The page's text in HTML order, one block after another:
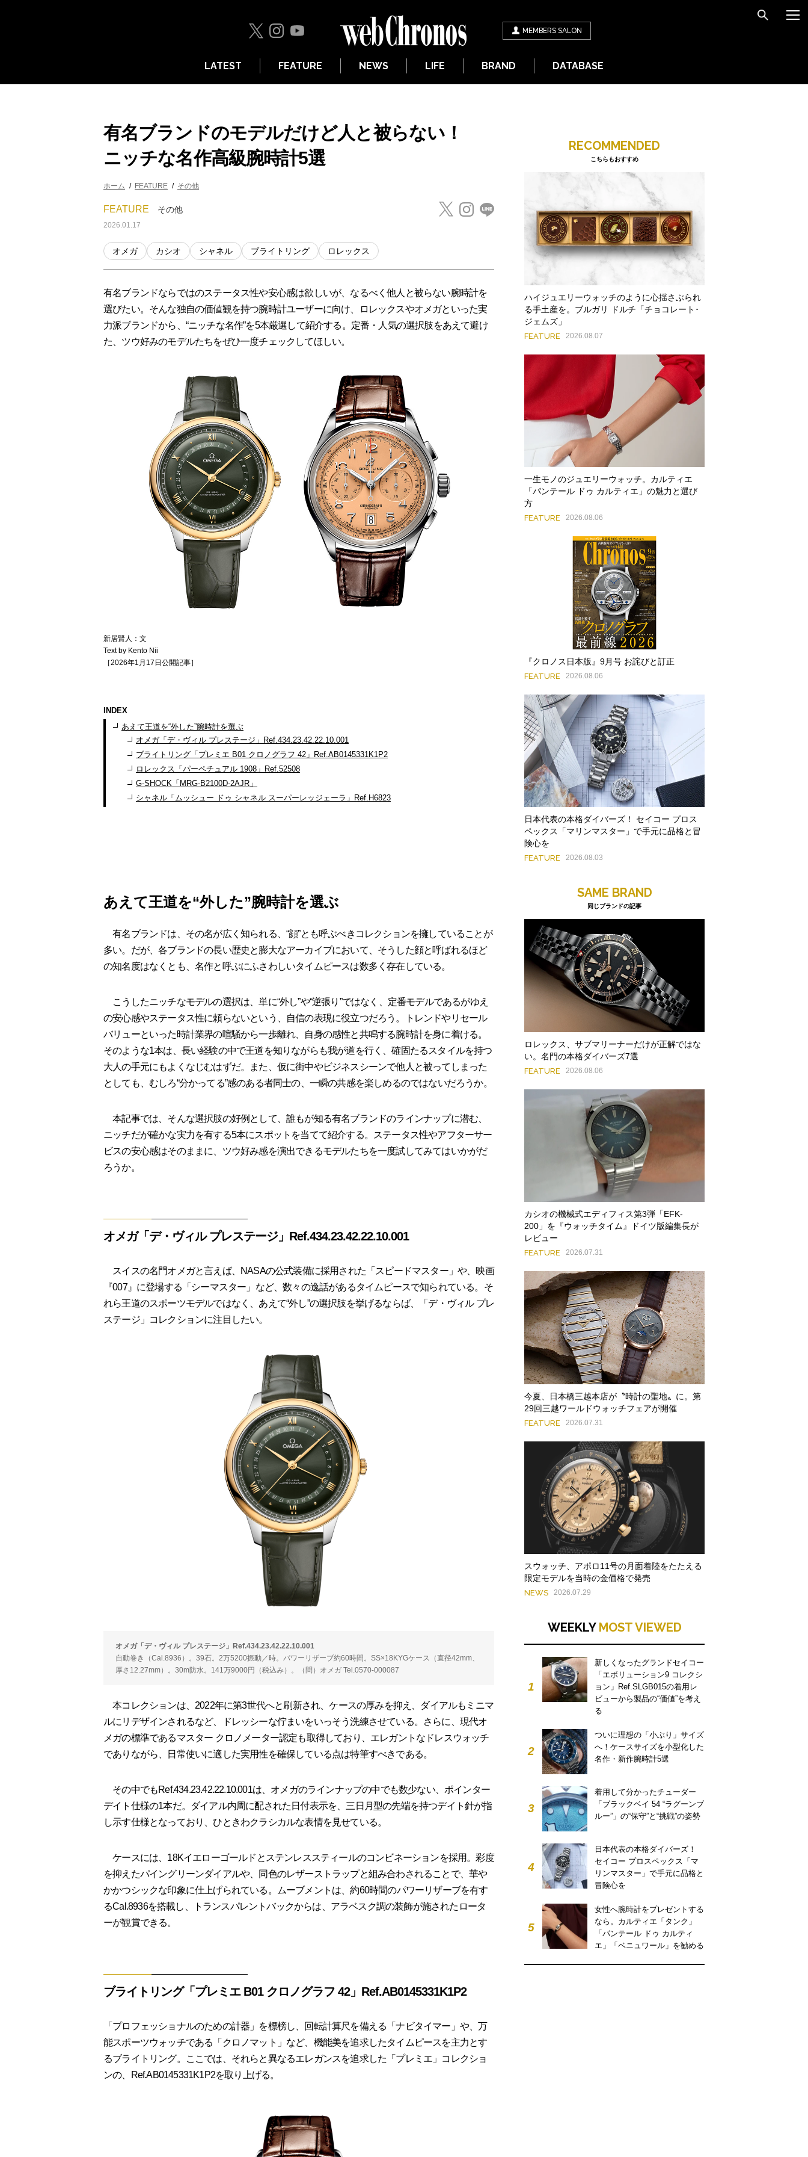
MEMBERS SALON
LATEST FEATURE NEWS LIFE BRAND DATABASE
有名ブランドのモデルだけど人と被らない！
ニッチな名作高級腕時計5選
ホーム FEATURE その他
FEATURE その他
2026.01.17
オメガ カシオ シャネル ブライトリング ロレックス
有名ブランドならではのステータス性や安心感は欲しいが、なるべく他人と被らない腕時計を
選びたい。そんな独自の価値観を持つ腕時計ユーザーに向け、ロレックスやオメガといった実
力派ブランドから、“ニッチな名作”を5本厳選して紹介する。定番・人気の選択肢をあえて避け
た、ツウ好みのモデルたちをぜひ一度チェックしてほしい。
新居賢人：文
Text by Kento Nii
［2026年1月17日公開記事］
INDEX
あえて王道を“外した”腕時計を選ぶ
オメガ「デ・ヴィル プレステージ」Ref.434.23.42.22.10.001
ブライトリング「プレミエ B01 クロノグラフ 42」Ref.AB0145331K1P2
ロレックス「パーペチュアル 1908」Ref.52508
G-SHOCK「MRG-B2100D-2AJR」
シャネル「ムッシュー ドゥ シャネル スーパーレッジェーラ」Ref.H6823
あえて王道を“外した”腕時計を選ぶ
有名ブランドは、その名が広く知られる、“顔”とも呼ぶべきコレクションを擁していることが
多い。だが、各ブランドの長い歴史と膨大なアーカイブにおいて、そうした顔と呼ばれるほど
の知名度はなくとも、名作と呼ぶにふさわしいタイムピースは数多く存在している。
こうしたニッチなモデルの選択は、単に“外し”や“逆張り”ではなく、定番モデルであるがゆえ
の安心感やステータス性に頼らないという、自信の表現に役立つだろう。トレンドやリセール
バリューといった時計業界の喧騒から一歩離れ、自身の感性と共鳴する腕時計を身に着ける。
そのような1本は、長い経験の中で王道を知りながらも我が道を行く、確固たるスタイルを持つ
大人の手元にもよくなじむはずだ。また、仮に街中やビジネスシーンで他人と被ってしまった
としても、むしろ“分かってる”感のある者同士の、一瞬の共感を楽しめるのではないだろうか。
本記事では、そんな選択肢の好例として、誰もが知る有名ブランドのラインナップに潜む、
ニッチだが確かな実力を有する5本にスポットを当てて紹介する。ステータス性やアフターサー
ビスの安心感はそのままに、ツウ好み感を演出できるモデルたちを一度試してみてはいかがだ
ろうか。
オメガ「デ・ヴィル プレステージ」Ref.434.23.42.22.10.001
スイスの名門オメガと言えば、NASAの公式装備に採用された「スピードマスター」や、映画
『007』に登場する「シーマスター」など、数々の逸話があるタイムピースで知られている。そ
れら王道のスポーツモデルではなく、あえて“外し”の選択肢を挙げるならば、「デ・ヴィル プレ
ステージ」コレクションに注目したい。
オメガ「デ・ヴィル プレステージ」Ref.434.23.42.22.10.001
自動巻き（Cal.8936）。39石。2万5200振動／時。パワーリザーブ約60時間。SS×18KYGケース（直径42mm、
厚さ12.27mm）。30m防水。141万9000円（税込み）。（問）オメガ Tel.0570-000087
本コレクションは、2022年に第3世代へと刷新され、ケースの厚みを抑え、ダイアルもミニマ
ルにリデザインされるなど、ドレッシーな佇まいをいっそう洗練させている。さらに、現代オ
メガの標準であるマスター クロノメーター認定も取得しており、エレガントなドレスウォッチ
でありながら、日常使いに適した実用性を確保している点は特筆すべきである。
その中でもRef.434.23.42.22.10.001は、オメガのラインナップの中でも数少ない、ポインター
デイト仕様の1本だ。ダイアル内周に配された日付表示を、三日月型の先端を持つデイト針が指
し示す仕様となっており、ひときわクラシカルな表情を見せている。
ケースには、18Kイエローゴールドとステンレススティールのコンビネーションを採用。彩度
を抑えたパイングリーンダイアルや、同色のレザーストラップと組み合わされることで、華や
かかつシックな印象に仕上げられている。ムーブメントは、約60時間のパワーリザーブを有す
るCal.8936を搭載し、トランスパレントバックからは、アラベスク調の装飾が施されたロータ
ーが観賞できる。
ブライトリング「プレミエ B01 クロノグラフ 42」Ref.AB0145331K1P2
「プロフェッショナルのための計器」を標榜し、回転計算尺を備える「ナビタイマー」や、万
能スポーツウォッチである「クロノマット」など、機能美を追求したタイムピースを主力とす
るブライトリング。ここでは、それらと異なるエレガンスを追求した「プレミエ」コレクショ
ンの、Ref.AB0145331K1P2を取り上げる。
RECOMMENDED
こちらもおすすめ
ハイジュエリーウォッチのように心揺さぶられ
る手土産を。ブルガリ ドルチ「チョコレート･
ジェムズ」
FEATURE 2026.08.07
一生モノのジュエリーウォッチ。カルティエ
「パンテール ドゥ カルティエ」の魅力と選び
方
FEATURE 2026.08.06
『クロノス日本版』9月号 お詫びと訂正
FEATURE 2026.08.06
日本代表の本格ダイバーズ！ セイコー プロス
ペックス「マリンマスター」で手元に品格と冒
険心を
FEATURE 2026.08.03
SAME BRAND
同じブランドの記事
ロレックス、サブマリーナーだけが正解ではな
い。名門の本格ダイバーズ7選
FEATURE 2026.08.06
カシオの機械式エディフィス第3弾「EFK-
200」を『ウォッチタイム』ドイツ版編集長が
レビュー
FEATURE 2026.07.31
今夏、日本橋三越本店が〝時計の聖地〟に。第
29回三越ワールドウォッチフェアが開催
FEATURE 2026.07.31
スウォッチ、アポロ11号の月面着陸をたたえる
限定モデルを当時の金価格で発売
NEWS 2026.07.29
WEEKLY MOST VIEWED
1
新しくなったグランドセイコー
「エボリューション9 コレクシ
ョン」Ref.SLGB015の着用レ
ビューから製品の“価値”を考え
る
2
ついに理想の「小ぶり」サイズ
へ！ケースサイズを小型化した
名作・新作腕時計5選
3
着用して分かったチューダー
「ブラックベイ 54 “ラグーンブ
ルー”」の“保守”と“挑戦”の姿勢
4
日本代表の本格ダイバーズ！
セイコー プロスペックス「マ
リンマスター」で手元に品格と
冒険心を
5
女性へ腕時計をプレゼントする
なら。カルティエ「タンク」
「パンテール ドゥ カルティ
エ」「ベニュワール」を勧める